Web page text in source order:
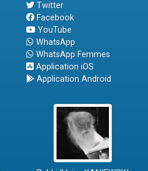
Twitter
Facebook
YouTube
WhatsApp
WhatsApp Femmes
Application iOS
Application Android